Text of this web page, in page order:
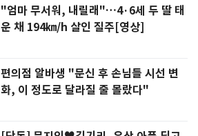
"엄마 무서워, 내릴래"…4·6세 두 딸 태
운 채 194㎞/h 살인 질주[영상]
편의점 알바생 "문신 후 손님들 시선 변
화, 이 정도로 달라질 줄 몰랐다"